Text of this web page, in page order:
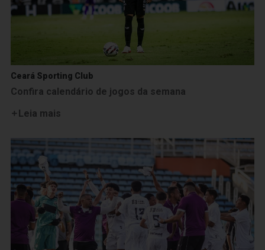
Ceará Sporting Club
Confira calendário de jogos da semana
Leia mais